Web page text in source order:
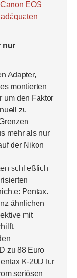
EOS
nur
Adapter,
montierten
um den Faktor
zu
mehr als nur
der Nikon
schließlich
Pentax.
ähnlichen
mit
zu 88 Euro
K-20D für
seriösen